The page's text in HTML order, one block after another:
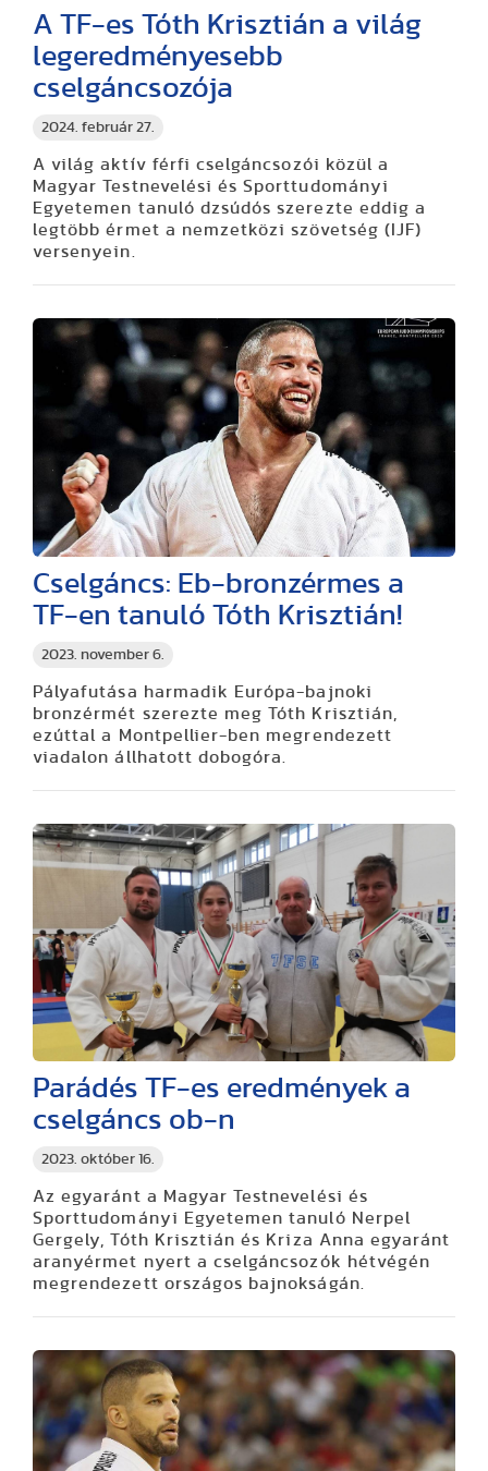
2024. február 27.
A TF-es Tóth Krisztián a világ
legeredményesebb
cselgáncsozója
A világ aktív férfi cselgáncsozói közül a
Magyar Testnevelési és Sporttudományi
Egyetemen tanuló dzsúdós szerezte eddig a
legtöbb érmet a nemzetközi szövetség (IJF)
versenyein.
2023. november 6.
Cselgáncs: Eb-bronzérmes a
TF-en tanuló Tóth Krisztián!
Pályafutása harmadik Európa-bajnoki
bronzérmét szerezte meg Tóth Krisztián,
ezúttal a Montpellier-ben megrendezett
viadalon állhatott dobogóra.
2023. október 16.
Parádés TF-es eredmények a
cselgáncs ob-n
Az egyaránt a Magyar Testnevelési és
Sporttudományi Egyetemen tanuló Nerpel
Gergely, Tóth Krisztián és Kriza Anna egyaránt
aranyérmet nyert a cselgáncsozók hétvégén
megrendezett országos bajnokságán.